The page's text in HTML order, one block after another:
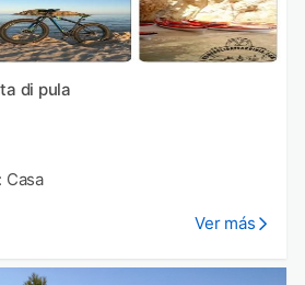
di pula
Casa
Ver más